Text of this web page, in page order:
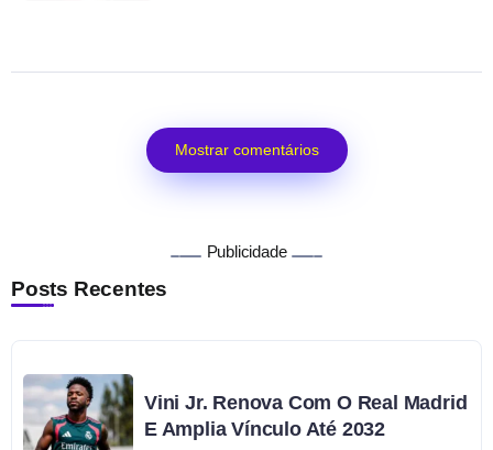
Mostrar comentários
Publicidade
Posts Recentes
Vini Jr. Renova Com O Real Madrid
E Amplia Vínculo Até 2032